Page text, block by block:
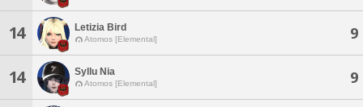
14 Letizia Bird
Atomos [Elemental] 9
14 Syllu Nia
Atomos [Elemental] 9